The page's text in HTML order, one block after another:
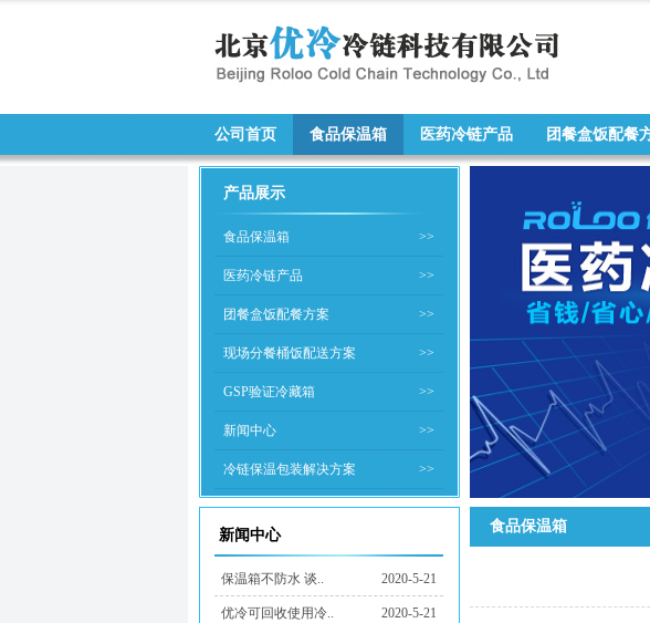
公司首页 食品保温箱 医药冷链产品 团餐盒饭配餐
产品展示
食品保温箱 >>
医药冷链产品 >>
团餐盒饭配餐方案 >>
现场分餐桶饭配送方案 >>
GSP验证冷藏箱 >>
新闻中心 >>
冷链保温包装解决方案 >>
新闻中心
保温箱不防水 谈.. 2020-5-21
优冷可回收使用冷.. 2020-5-21
食品保温箱